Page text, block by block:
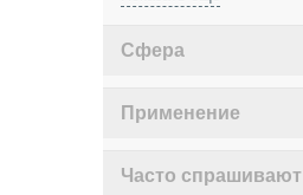
Сфера
Применение
Часто спрашивают